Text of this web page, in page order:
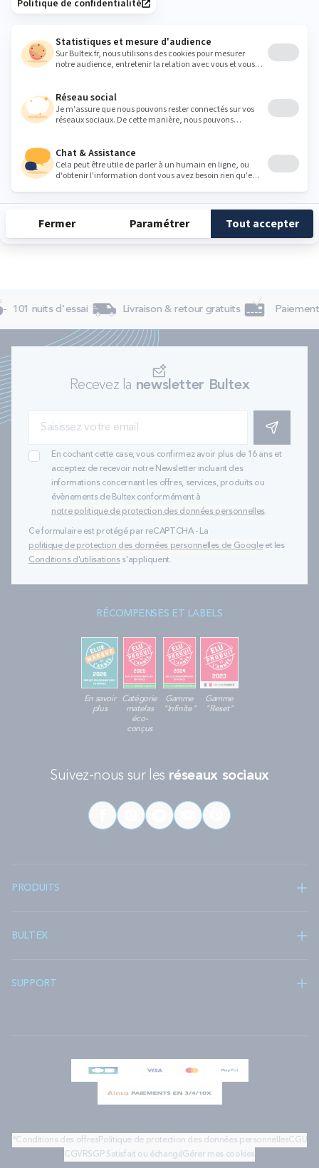
Heures
Lundi 13:00 - 19:00
Mercredi 10:00 - 19:30
Jeudi 10:00 - 19:30
Vendredi 10:00 - 19:30
Samedi 10:00 - 19:30
Dimanche Fermé
101 nuits d'essai Livraison & retour gratuits
Recevez la newsletter Bultex
S'INSCRIRE
En cochant cette case, vous confirmez avoir plus de 16 ans et
acceptez de recevoir notre Newsletter incluant des
informations concernant les offres, services, produits ou
évènements de Bultex conformément à
notre politique de protection des données personnelles.
Ce formulaire est protégé par reCAPTCHA - La
politique de protection des données personnelles de Googleet les
Conditions d'utilisationss'appliquent.
RÉCOMPENSES ET LABELS
En savoir
plus
Catégorie
matelas
éco-
conçus
Gamme
"Infinite"
Gamme
"Reset"
Suivez-nous sur les réseaux sociaux
PRODUITS
BULTEX
SUPPORT
*Conditions des offresPolitique de protection des données personnellesCGU
CGV RSGP Satisfait ou échangéGérer mes cookies